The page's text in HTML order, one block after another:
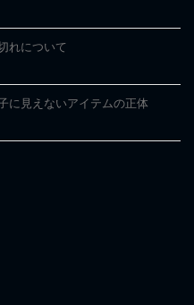
れについて
に見えないアイテムの正体